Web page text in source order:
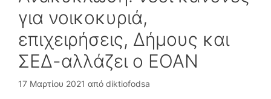
για νοικοκυριά,
επιχειρήσεις, Δήμους και
ΣΕΔ-αλλάζει ο ΕΟΑΝ
17 Μαρτίου 2021 από diktiofodsa